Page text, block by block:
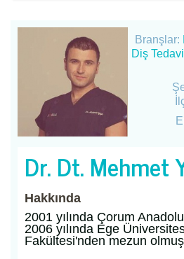
Branşlar:
Diş
Dr. Dt. Mehmet
Hakkında
2001 yılında Çorum
2006 yılında Ege
Fakültesi'nden mezun